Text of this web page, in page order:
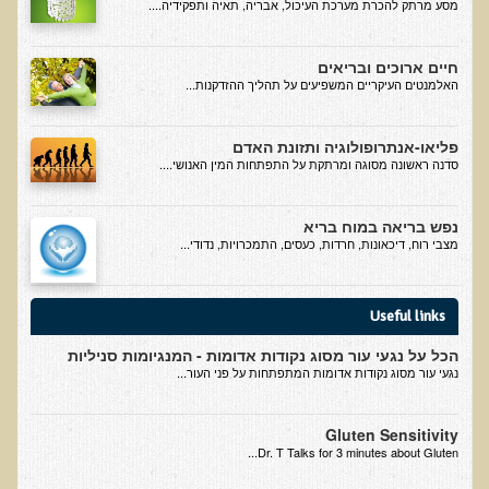
עדויות מטופלים
אדם ורופא שנותן לי אלטרנטיבה אחרת ממה שהרופאים שפגשתי נתנו
ירדתי ל- 2 מגנזיום גליצינייט ליום ולא לקחתי את הלית'נייז כבר חודש
עצוב נורא לחשוב שכל כך הרבה אנשים מאמינים שכימותרפיה היא
התקווה היחידה כאשר מאובחנים עם סרטן
שסובל לעשות אותה.
הבריאות של כל המשפחה השתפרה
אסירי תודה לך על השבת הבריאות שלנו
תודה דר' עדיאל שהצלת את חיי!
אודות
מסע מרתק להכרת מערכת העיכול, אבריה, תאיה ותפקידיה....
חיים ארוכים ובריאים
האלמנטים העיקריים המשפיעים על תהליך ההזדקנות...
פליאו-אנתרופולוגיה ותזונת האדם
סדנה ראשונה מסוגה ומרתקת על התפתחות המין האנושי....
נפש בריאה במוח בריא
מצבי רוח, דיכאונות, חרדות, כעסים, התמכרויות, נדודי...
Useful links
הכל על נגעי עור מסוג נקודות אדומות - המנגיומות סניליות
נגעי עור מסוג נקודות אדומות המתפתחות על פני העור...
Gluten Sensitivity
Dr. T Talks for 3 minutes about Gluten...